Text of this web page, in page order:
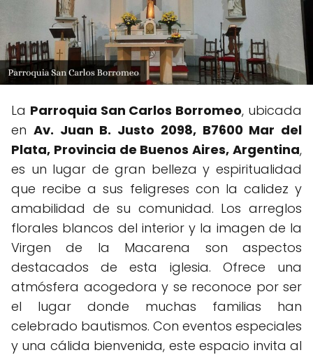
La Parroquia San Carlos Borromeo, ubicada
en Av. Juan B. Justo 2098, B7600 Mar del
Plata, Provincia de Buenos Aires, Argentina,
es un lugar de gran belleza y espiritualidad
que recibe a sus feligreses con la calidez y
amabilidad de su comunidad. Los arreglos
florales blancos del interior y la imagen de la
Virgen de la Macarena son aspectos
destacados de esta iglesia. Ofrece una
atmósfera acogedora y se reconoce por ser
el lugar donde muchas familias han
celebrado bautismos. Con eventos especiales
y una cálida bienvenida, este espacio invita al